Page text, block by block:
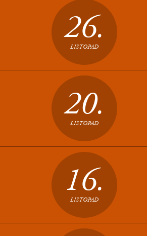
26.
LISTOPAD
20.
LISTOPAD
16.
LISTOPAD